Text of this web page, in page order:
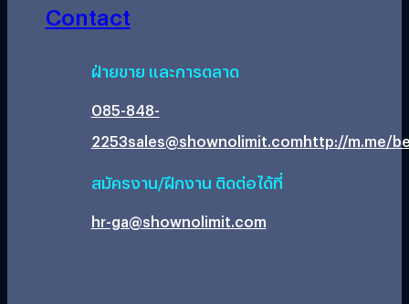
Contact
ฝ่ายขาย และการตลาด
085-848-
2253sales@shownolimit.comhttp://m.me/
สมัครงาน/ฝึกงาน ติดต่อได้ที่
hr-ga@shownolimit.com